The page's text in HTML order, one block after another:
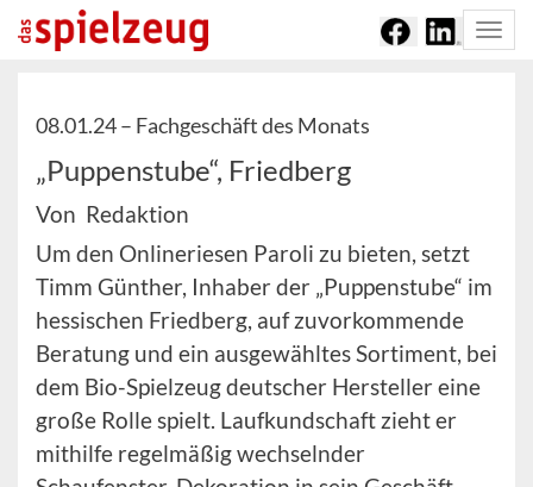
08.01.24 – Fachgeschäft des Monats
„Puppenstube“, Friedberg
Von Redaktion
Um den Onlineriesen Paroli zu bieten, setzt
Timm Günther, Inhaber der „Puppenstube“ im
hessischen Friedberg, auf zuvorkommende
Beratung und ein ausgewähltes Sortiment, bei
dem Bio-Spielzeug deutscher Hersteller eine
große Rolle spielt. Laufkundschaft zieht er
mithilfe regelmäßig wechselnder